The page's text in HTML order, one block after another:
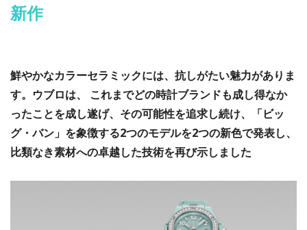
新作
鮮やかなカラーセラミックには、抗しがたい魅力がありま
す。ウブロは、 これまでどの時計ブランドも成し得なか
ったことを成し遂げ、その可能性を追求し続け、「ビッ
グ・バン」を象徴する2つのモデルを2つの新色で発表し、
比類なき素材への卓越した技術を再び示しました